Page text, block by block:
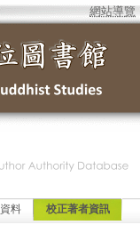
網站導覽
料 校正著者資訊